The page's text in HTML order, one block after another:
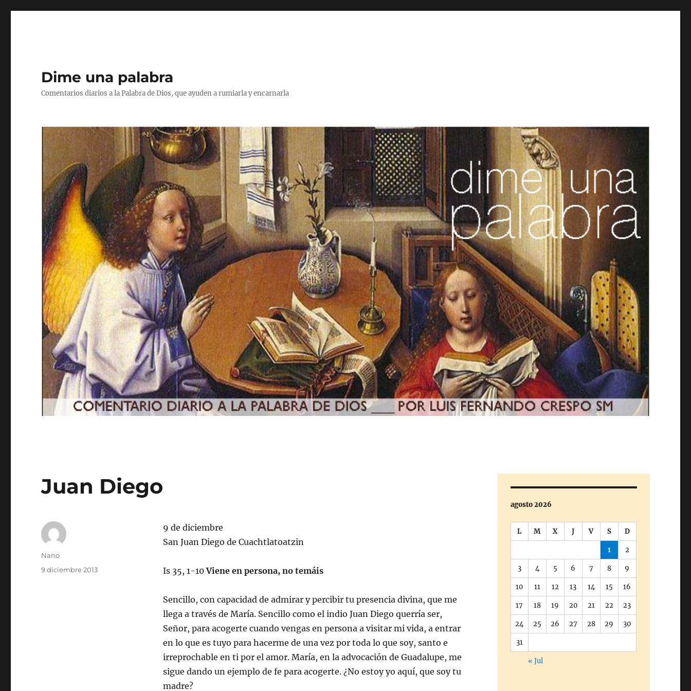
Dime una palabra
Comentarios diarios a la Palabra de Dios, que ayuden a rumiarla y encarnarla
Juan Diego
9 de diciembre
San Juan Diego de Cuachtlatoatzin
Is 35, 1-10Viene en persona, no temáis
Sencillo, con capacidad de admirar y percibir tu presencia divina, que me
llega a través de María. Sencillo como el indio Juan Diego querría ser,
Señor, para acogerte cuando vengas en persona a visitar mi vida, a entrar
en lo que es tuyo para hacerme de una vez por toda lo que soy, santo e
irreprochable en ti por el amor. María, en la advocación de Guadalupe, me
sigue dando un ejemplo de fe para acogerte. ¿No estoy yo aquí, que soy tu
madre?
Autor
Nano
Publicado
9 diciembre 2013
agosto 2026
L M X J V S D
1 2
3 4 5 6 7 8 9
10 11 12 13 14 15 16
17 18 19 20 21 22 23
24 25 26 27 28 29 30
31
« Jul